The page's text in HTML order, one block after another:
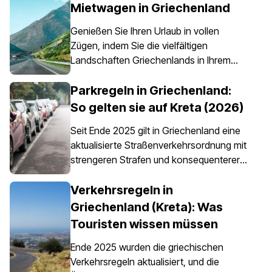
Mietwagen in Griechenland
Genießen Sie Ihren Urlaub in vollen
Zügen, indem Sie die vielfältigen
Landschaften Griechenlands in Ihrem
dank eines Mietwagens ganz einfach
möglich ist. Es ist jedoch wichtig zu
Griechenland nicht nur eine Option ist,
sondern für alle Mietfahrzeuge
vorgeschrieben ist.
Parkregeln in Griechenland:
So gelten sie auf Kreta (2026)
Seit Ende 2025 gilt in Griechenland eine
aktualisierte Straßenverkehrsordnung mit
strengeren Strafen und konsequenterer
insbesondere in Stadtzentren, an Häfen,
in Fußgängerzonen und in
bewirtschafteten Parkbereichen. Die
landesweit, doch das Parken auf Kreta
erfordert besondere Aufmerksamkeit, da
Verkehrsregeln in
Griechenland (Kreta): Was
Touristen wissen müssen
Ende 2025 wurden die griechischen
Verkehrsregeln aktualisiert, und die